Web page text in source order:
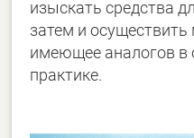
изыскать средства
затем и
имеющее аналогов в
практике.